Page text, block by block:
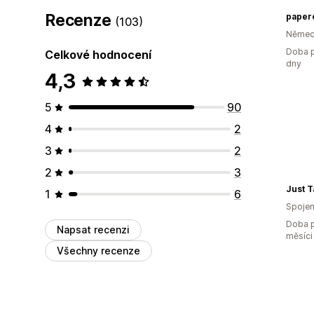
Recenze (103)
Celkové hodnocení
4,3
5
90
4
2
3
2
2
3
1
6
Napsat recenzi
Všechny recenze
Doba
dny
Just
Doba
měsíci